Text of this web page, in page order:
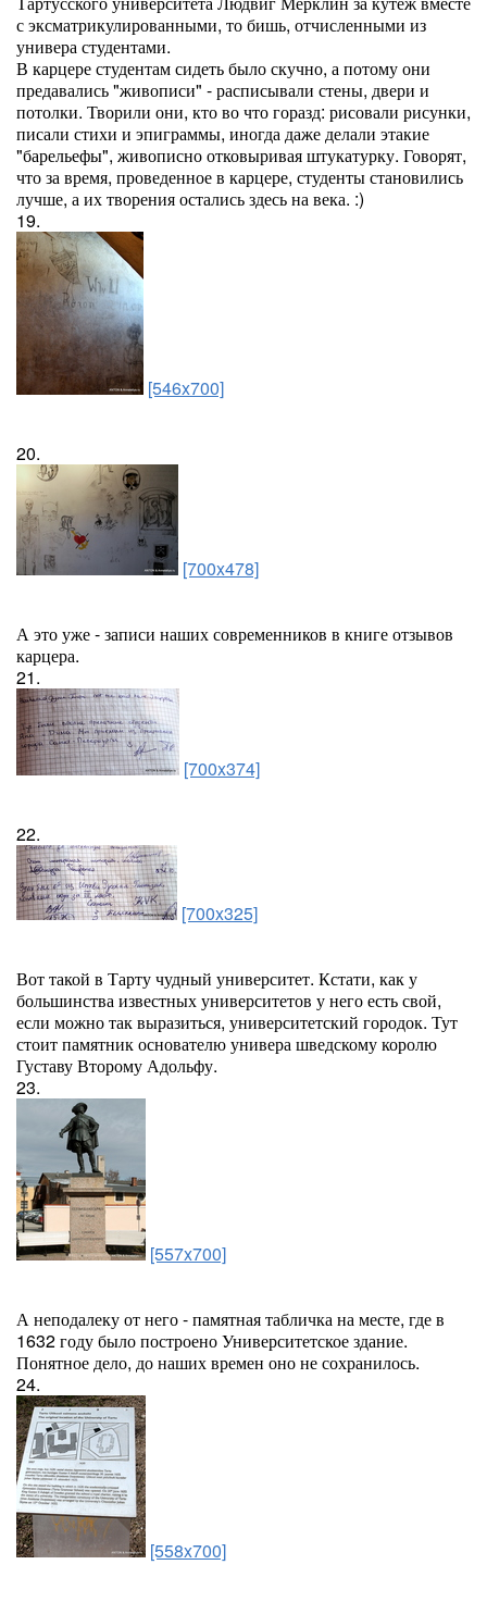
с эксматрикулированными, то бишь, отчисленными из
универа студентами.
В карцере студентам сидеть было скучно, а потому они
предавались "живописи" - расписывали стены, двери и
потолки. Творили они, кто во что горазд: рисовали рисунки,
писали стихи и эпиграммы, иногда даже делали этакие
"барельефы", живописно отковыривая штукатурку. Говорят,
что за время, проведенное в карцере, студенты становились
лучше, а их творения остались здесь на века. :)
19.
[546x700]
20.
[700x478]
А это уже - записи наших современников в книге отзывов
карцера.
21.
[700x374]
22.
[700x325]
Вот такой в Тарту чудный университет. Кстати, как у
большинства известных университетов у него есть свой,
если можно так выразиться, университетский городок. Тут
стоит памятник основателю универа шведскому королю
Густаву Второму Адольфу.
23.
[557x700]
А неподалеку от него - памятная табличка на месте, где в
1632 году было построено Университетское здание.
Понятное дело, до наших времен оно не сохранилось.
24.
[558x700]